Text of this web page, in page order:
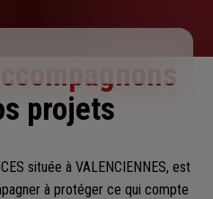
projets
située à VALENCIENNES, est
à protéger ce qui compte